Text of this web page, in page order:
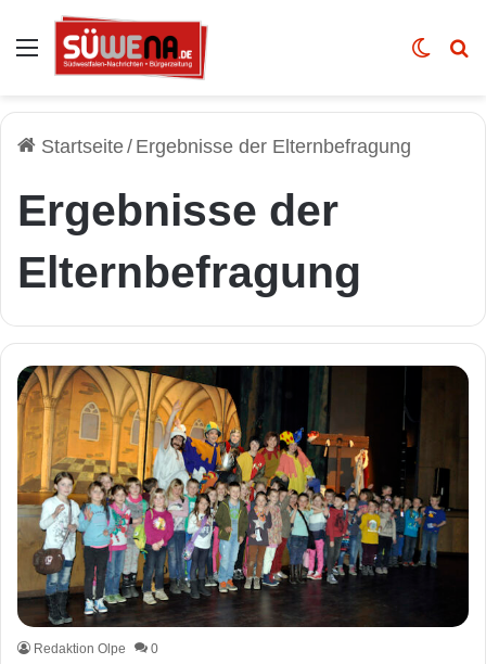
Auswahl Skin
Startseite/ Ergebnisse der Elternbefragung
Ergebnisse der
Elternbefragung
Redaktion Olpe 0